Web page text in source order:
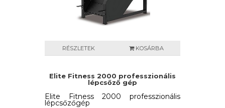
RÉSZLETEK KOSÁRBA
Elite Fitness 2000 professzionális
lépcsőző gép
Elite Fitness 2000 professzionális
lépcsőzőgép